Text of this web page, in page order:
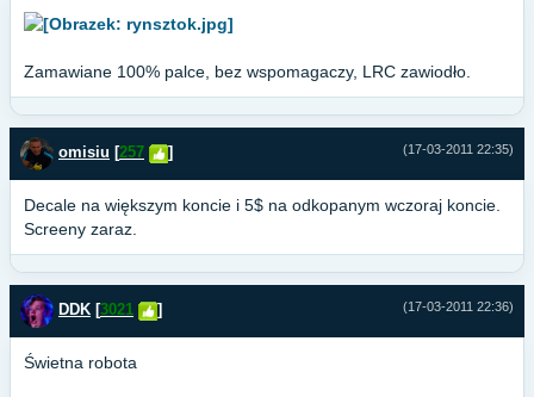
Zamawiane 100% palce, bez wspomagaczy, LRC zawiodło.
(17-03-2011 22:35)
omisiu [257 ]
Decale na większym koncie i 5$ na odkopanym wczoraj koncie.
Screeny zaraz.
(17-03-2011 22:36)
DDK [3021 ]
Świetna robota